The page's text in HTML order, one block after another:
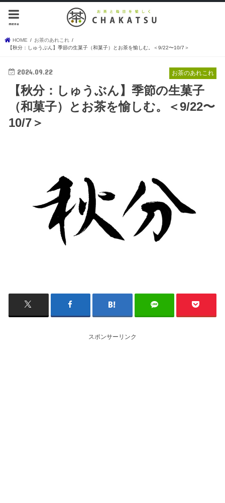
menu
HOME
お茶のあれこれ
【秋分：しゅうぶん】季節の生菓子（和菓子）とお茶を愉しむ。＜9/22〜10/7＞
お茶のあれこれ
2024.09.22
【秋分：しゅうぶん】季節の生菓子
（和菓子）とお茶を愉しむ。＜9/22〜
10/7＞
スポンサーリンク